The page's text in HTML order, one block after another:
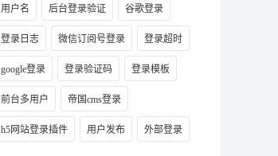
用户名 后台登录验证 谷歌登录
登录日志 微信订阅号登录 登录超时
google登录 登录验证码 登录模板
前台多用户 帝国cms登录
h5网站登录插件 用户发布 外部登录